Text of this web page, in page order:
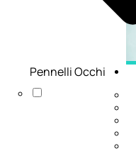
Pennelli Occhi